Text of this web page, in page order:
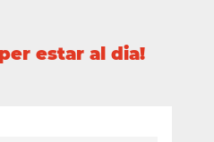
estar al dia!